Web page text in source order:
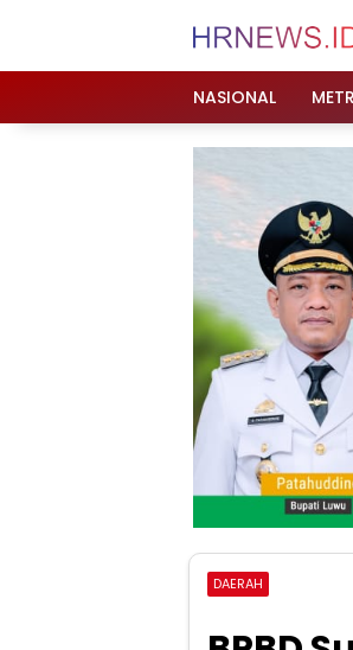
NASIONAL
DAERAH